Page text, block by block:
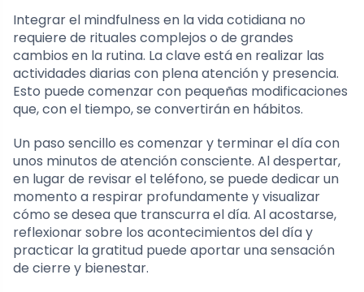
Integrar el mindfulness en la vida cotidiana no
requiere de rituales complejos o de grandes
cambios en la rutina. La clave está en realizar las
actividades diarias con plena atención y presencia.
Esto puede comenzar con pequeñas modificaciones
que, con el tiempo, se convertirán en hábitos.
Un paso sencillo es comenzar y terminar el día con
unos minutos de atención consciente. Al despertar,
en lugar de revisar el teléfono, se puede dedicar un
momento a respirar profundamente y visualizar
cómo se desea que transcurra el día. Al acostarse,
reflexionar sobre los acontecimientos del día y
practicar la gratitud puede aportar una sensación
de cierre y bienestar.